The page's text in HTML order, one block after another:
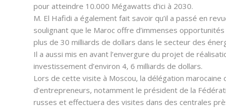
pour atteindre 10.000 Mégawatts d’ici à 2030.
M. El Hafidi a également fait savoir qu’il a passé en
soulignant que le Maroc offre d’immenses
plus de 30 milliards de dollars dans le secteur des
Il a aussi mis en avant l’envergure du projet de
investissement d’environ 4, 6 milliards de dollars.
Lors de cette visite à Moscou, la délégation
d’entrepreneurs, notamment le président de la
russes et effectuera des visites dans des centrales